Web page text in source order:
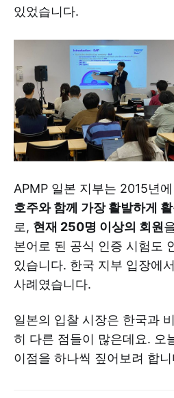
있었습니다.
APMP 일본 지부는 2015년
호주와 함께 가장 활발하게
로, 현재 250명 이상의 회원
본어로 된 공식 인증 시험도
있습니다. 한국 지부 입장에
사례였습니다.
일본의 입찰 시장은 한국과
히 다른 점들이 많은데요. 오
이점을 하나씩 짚어보려 합니